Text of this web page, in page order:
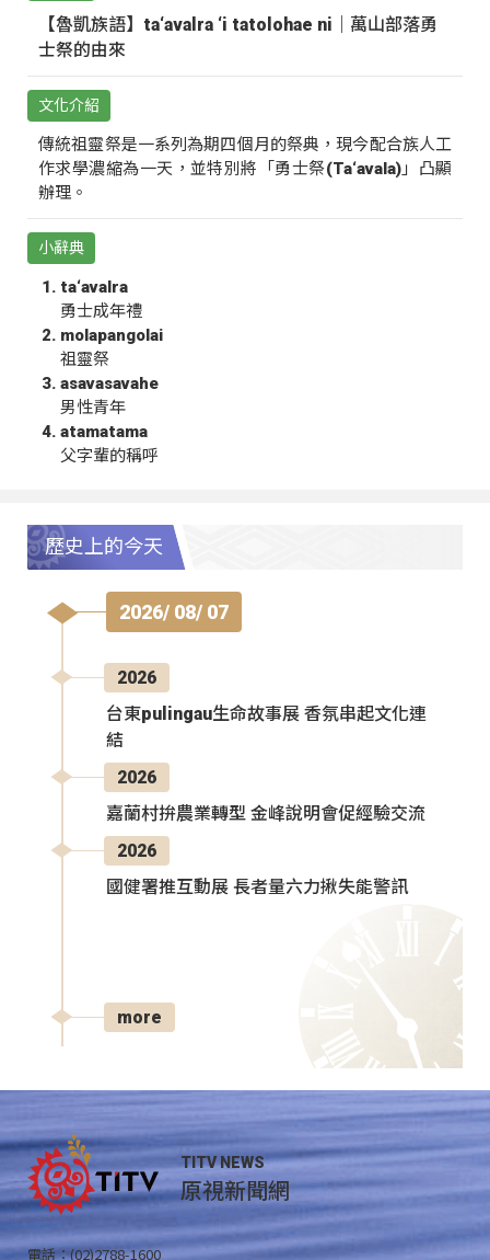
【魯凱族語】ta‘avalra ‘i tatolohae ni｜萬山部落勇
士祭的由來
文化介紹
傳統祖靈祭是一系列為期四個月的祭典，現今配合族人工
作求學濃縮為一天，並特別將「勇士祭(Ta‘avala)」凸顯
辦理。
小辭典
ta‘avalra
勇士成年禮
molapangolai
祖靈祭
asavasavahe
男性青年
atamatama
父字輩的稱呼
歷史上的今天
2026/ 08/ 07
2026
台東pulingau生命故事展 香氛串起文化連
結
2026
嘉蘭村拚農業轉型 金峰說明會促經驗交流
2026
國健署推互動展 長者量六力揪失能警訊
more
TITV NEWS
原視新聞網
電話：(02)2788-1600